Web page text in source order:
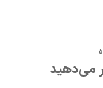
می‌دهید